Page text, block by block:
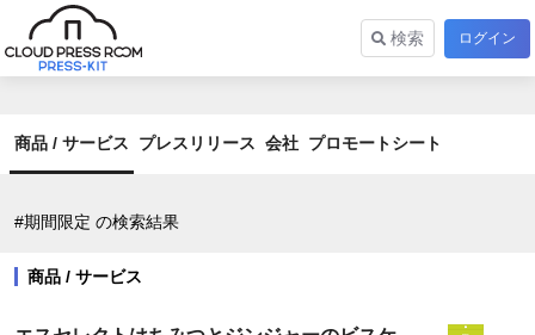
検索 ログイン
商品 / サービス プレスリリース 会社 プロモートシート
#期間限定 の検索結果
商品 / サービス